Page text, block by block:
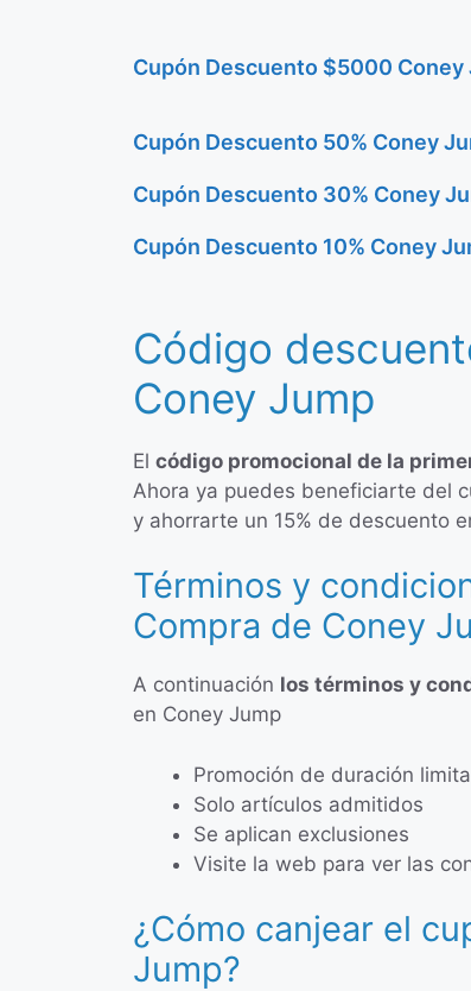
Cupón Descuento $5000 Coney
Cupón Descuento 50% Coney
Cupón Descuento 30% Coney
Cupón Descuento 10% Coney
Código
Coney Jump
El código promocional de la
Ahora ya puedes beneficiarte del
y ahorrarte un 15% de descuento
Términos y
Compra de Coney
A continuación los términos y
en Coney Jump
Promoción de duración
Solo artículos admitidos
Se aplican exclusiones
Visite la web para ver las
¿Cómo canjear el
Jump?